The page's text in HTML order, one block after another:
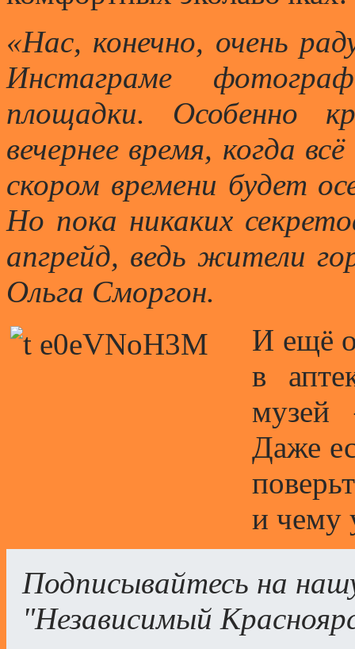
«Нас, конечно, очень
Инстаграме
площадки. Особенно
вечернее время, когда
скором времени будет
Но пока никаких
апгрейд, ведь жители
Ольга Сморгон.
И ещё
в
музей
Даже
и чему
Подписывайтесь на
"Независимый